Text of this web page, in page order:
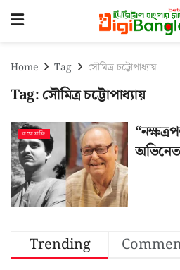
Home Tag সৌমিত্র চট্টোপাধ্যায়
Tag:সৌমিত্র চট্টোপাধ্যায়
বায়োগ্রাফি
Trending